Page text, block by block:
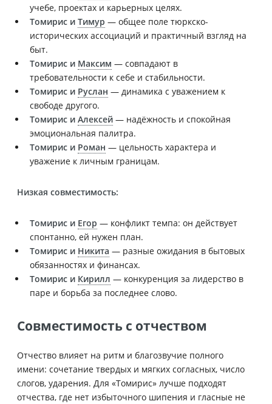
учебе, проектах и карьерных целях.
Томирис и Тимур — общее поле тюркско-
исторических ассоциаций и практичный взгляд на
быт.
Томирис и Максим — совпадают в
требовательности к себе и стабильности.
Томирис и Руслан — динамика с уважением к
свободе другого.
Томирис и Алексей — надёжность и спокойная
эмоциональная палитра.
Томирис и Роман — цельность характера и
уважение к личным границам.
Низкая совместимость:
Томирис и Егор — конфликт темпа: он действует
спонтанно, ей нужен план.
Томирис и Никита — разные ожидания в бытовых
обязанностях и финансах.
Томирис и Кирилл — конкуренция за лидерство в
паре и борьба за последнее слово.
Совместимость с отчеством
Отчество влияет на ритм и благозвучие полного
имени: сочетание твердых и мягких согласных, число
слогов, ударения. Для «Томирис» лучше подходят
отчества, где нет избыточного шипения и гласные не